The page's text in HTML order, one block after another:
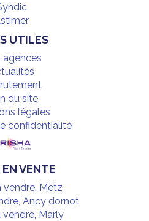
UTILES
agences
du site
légales
confidentialité
EN VENTE
vendre, Metz
Ancy dornot
vendre, Marly